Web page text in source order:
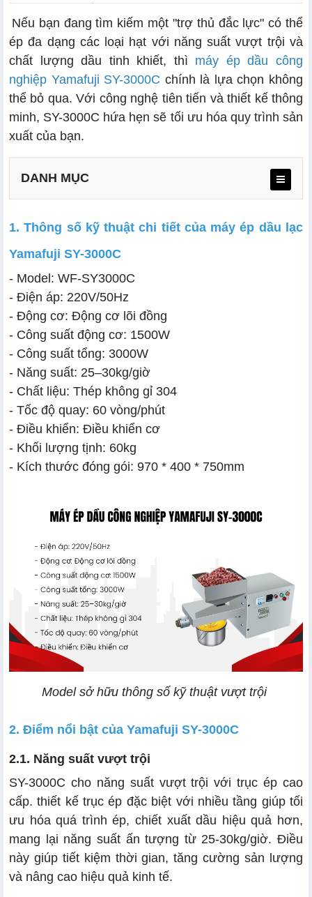
Nếu bạn đang tìm kiếm một "trợ thủ đắc lực" có thể
ép đa dạng các loại hạt với năng suất vượt trội và
chất lượng dầu tinh khiết, thì máy ép dầu công
nghiệp Yamafuji SY-3000C chính là lựa chọn không
thể bỏ qua. Với công nghệ tiên tiến và thiết kế thông
minh, SY-3000C hứa hẹn sẽ tối ưu hóa quy trình sản
xuất của bạn.
DANH MỤC
2.2. Hoạt động liên tục, bền bỉ
2.3. Khả năng làm nóng nhanh không cần rang khô
2.4. Tản nhiệt kép và xả khí hiệu quả
2.5. Bảng điều khiển tự động
2.6. Chất liệu thép không gỉ bền, an toàn
2.7. Thiết kế tiện lợi, thông minh
2.8. Máy đa năng ép đa dạng loại hạt
Bước 2: Bắt đầu quá trình ép dầu
Bước 3: Thu thành phẩm
1. Thông số kỹ thuật chi tiết của máy ép dầu lạc
Yamafuji SY-3000C
- Model: WF-SY3000C
- Điện áp: 220V/50Hz
- Động cơ: Động cơ lõi đồng
- Công suất động cơ: 1500W
- Công suất tổng: 3000W
- Năng suất: 25–30kg/giờ
- Chất liệu: Thép không gỉ 304
- Tốc độ quay: 60 vòng/phút
- Điều khiển: Điều khiển cơ
- Khối lượng tịnh: 60kg
- Kích thước đóng gói: 970 * 400 * 750mm
Model sở hữu thông số kỹ thuật vượt trội
2. Điểm nổi bật của Yamafuji SY-3000C
2.1. Năng suất vượt trội
SY-3000C cho năng suất vượt trội với trục ép cao
cấp. thiết kế trục ép đặc biệt với nhiều tầng giúp tối
ưu hóa quá trình ép, chiết xuất dầu hiệu quả hơn,
mang lại năng suất ấn tượng từ 25-30kg/giờ. Điều
này giúp tiết kiệm thời gian, tăng cường sản lượng
và nâng cao hiệu quả kinh tế.